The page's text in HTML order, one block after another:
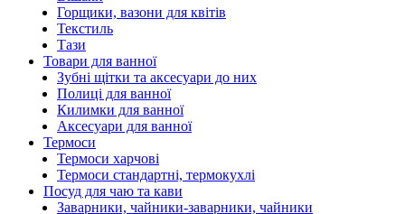
Горщики, вазони для квітів
Текстиль
Тази
Товари для ванної
Зубні щітки та аксесуари до них
Полиці для ванної
Килимки для ванної
Аксесуари для ванної
Термоси
Термоси харчові
Термоси стандартні, термокухлі
Посуд для чаю та кави
Заварники, чайники-заварники, чайники